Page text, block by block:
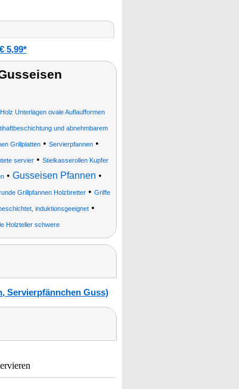
5,99*
Unterlagen ovale Auflaufformen
und abnehmbarem
Grillplatten • Servierpfannen •
servier• Stielkasserollen Kupfer
• Gusseisen Pfannen •
Grillpfannen Holzbretter • Griffe
induktionsgeeignet •
Holzteller schwere
Servierpfännchen Guss)